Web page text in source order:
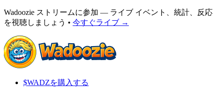
Wadoozie ストリームに参加 — ライブ イベント、統計、反応
を視聴しましょう • 今すぐライブ →
$WADZを購入する